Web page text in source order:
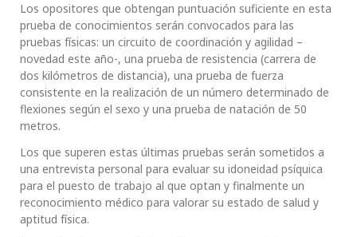
Los opositores que obtengan puntuación suficiente en esta
prueba de conocimientos serán convocados para las
pruebas físicas: un circuito de coordinación y agilidad –
novedad este año-, una prueba de resistencia (carrera de
dos kilómetros de distancia), una prueba de fuerza
consistente en la realización de un número determinado de
flexiones según el sexo y una prueba de natación de 50
metros.
Los que superen estas últimas pruebas serán sometidos a
una entrevista personal para evaluar su idoneidad psíquica
para el puesto de trabajo al que optan y finalmente un
reconocimiento médico para valorar su estado de salud y
aptitud física.